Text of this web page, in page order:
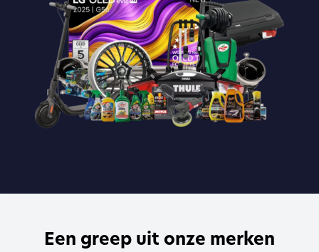
Een greep uit onze merken